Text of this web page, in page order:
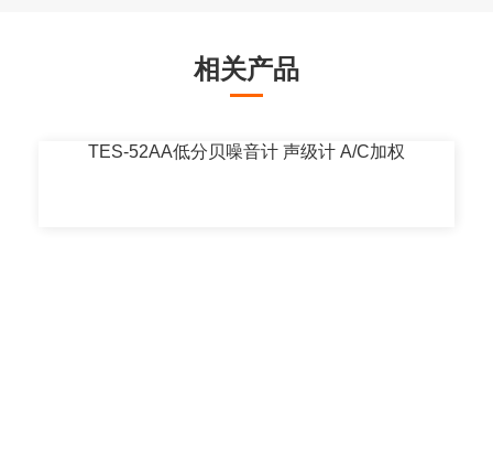
相关产品
TES-52AA低分贝噪音计 声级计 A/C加权